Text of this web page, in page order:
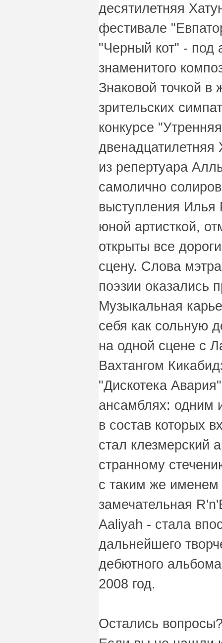
десятилетняя
фестивале
"Черный кот" - под
знаменитого
Знаковой точкой в
зрительских
конкурсе
из репертуара
самолично
выступления Илья
юной артисткой,
открыты все
сцену. Слова
поэзии оказались
Музыкальная
себя как сольную
на одной сцене с
Вахтангом
"Дискотека
ансамблях: одним
в состав которых
стал клезмерский
странному
с таким же именем
замечательная
Aaliyah - стала
дальнейшего
дебютного
2008 год.
Остались